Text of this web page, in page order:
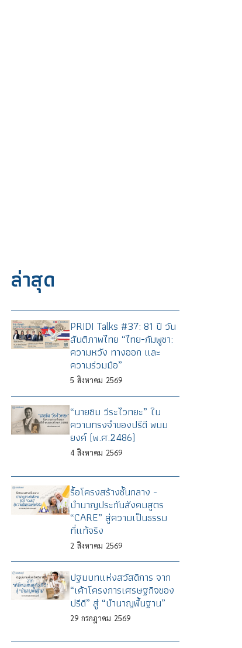
ล่าสุด
PRIDI Talks #37: 81 ปี วัน
สันติภาพไทย “ไทย-กัมพูชา:
ความหวัง ทางออก และ
ความร่วมมือ”
5 สิงหาคม 2569
“นายซิม วีระไวทยะ” ใน
ความทรงจำของปรีดี พนม
ยงค์ (พ.ศ.2486)
4 สิงหาคม 2569
รื้อโครงสร้างชั้นกลาง -
บำนาญประกันสังคมสูตร
“CARE” สู่ความเป็นธรรม
ที่แท้จริง
2 สิงหาคม 2569
ปฐมบทแห่งสวัสดิการ จาก
“เค้าโครงการเศรษฐกิจของ
ปรีดี” สู่ “บำนาญพื้นฐาน”
29 กรกฎาคม 2569